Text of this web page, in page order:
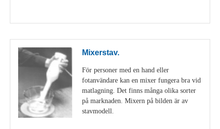
Mixerstav.
För personer med en hand eller
fotanvändare kan en mixer fungera bra vid
matlagning. Det finns många olika sorter
på marknaden. Mixern på bilden är av
stavmodell.